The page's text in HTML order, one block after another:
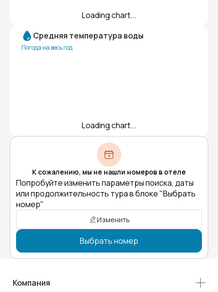
Loading chart...
Средняя температура воды
Погода на весь год
Loading chart...
К сожалению, мы не нашли номеров в отеле
Попробуйте изменить параметры поиска, даты
или продолжительность тура в блоке "Выбрать
номер"
Изменить
Выбрать номер
Компания